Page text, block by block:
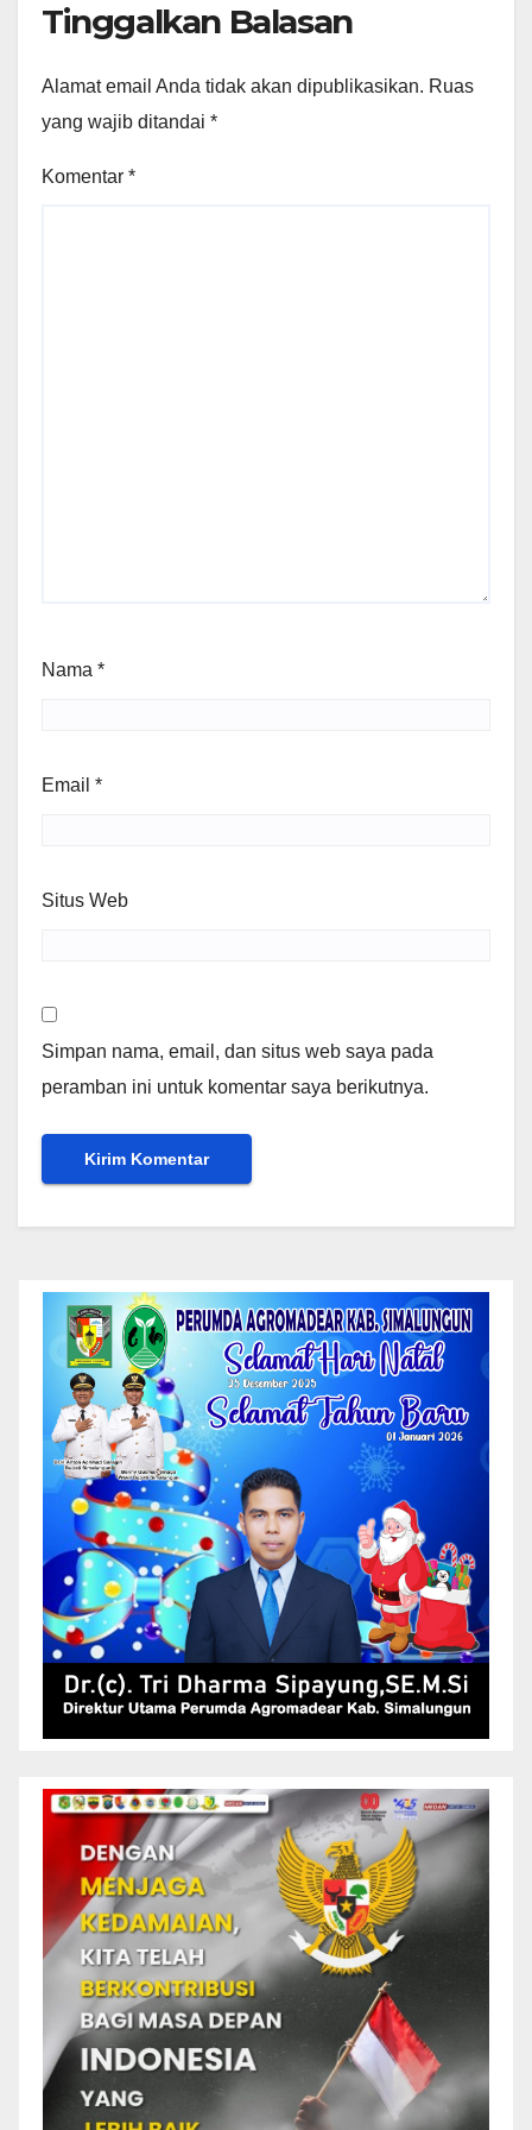
Tinggalkan Balasan
Alamat email Anda tidak akan dipublikasikan. Ruas
yang wajib ditandai *
Komentar *
Nama *
Email *
Situs Web
Simpan nama, email, dan situs web saya pada
peramban ini untuk komentar saya berikutnya.